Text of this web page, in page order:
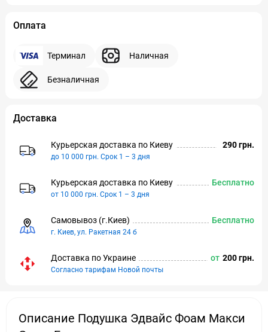
Оплата
Терминал Наличная
Безналичная
Доставка
Курьерская доставка по Киeву
до 10 000 грн. Срок 1 – 3 дня
290 грн.
Курьерская доставка по Киeву
от 10 000 грн. Срок 1 – 3 дня
Бесплатно
Самовывоз (г.Киeв)
г. Киев, ул. Ракетная 24 б
Бесплатно
Доставка по Украине
Согласно тарифам Новой почты
от 200 грн.
Описание Подушка Эдвайс Фоам Макси